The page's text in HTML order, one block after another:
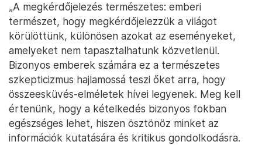
„A megkérdőjelezés természetes: emberi
természet, hogy megkérdőjelezzük a világot
körülöttünk, különösen azokat az eseményeket,
amelyeket nem tapasztalhatunk közvetlenül.
Bizonyos emberek számára ez a természetes
szkepticizmus hajlamossá teszi őket arra, hogy
összeesküvés-elméletek hívei legyenek. Meg kell
értenünk, hogy a kételkedés bizonyos fokban
egészséges lehet, hiszen ösztönöz minket az
információk kutatására és kritikus gondolkodásra.